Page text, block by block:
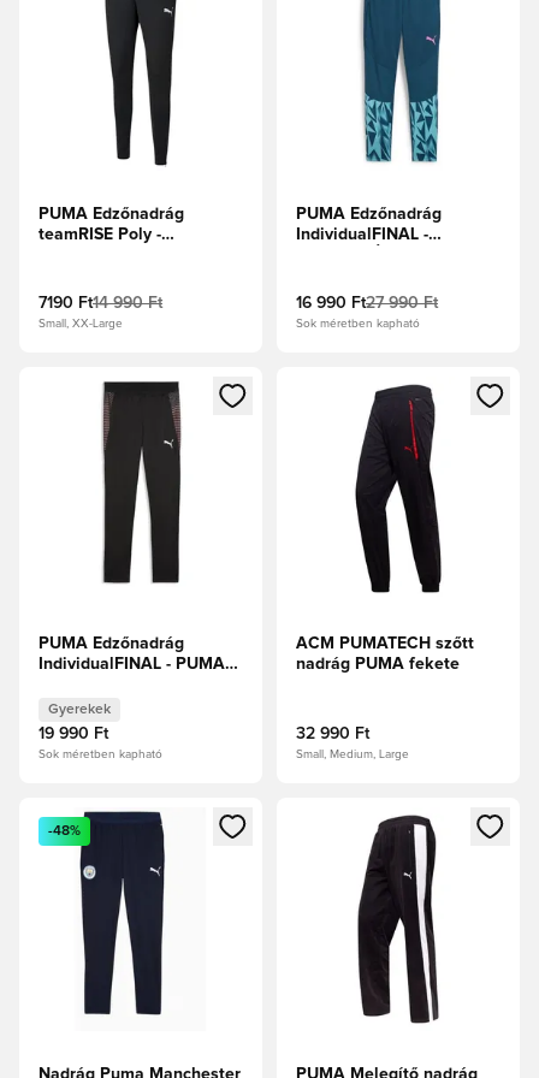
PUMA Edzőnadrág
teamRISE Poly -
7190 Ft14 990 Ft
Small, XX-Large
PUMA Edzőnadrág
IndividualFINAL -
16 990 Ft27 990 Ft
Sok méretben kapható
Megnyit egy modált a bejelentkezéshez vagy a tagként
PUMA Edzőnadrág
IndividualFINAL - PUMA
Gyerekek
19 990 Ft
Sok méretben kapható
Megnyit egy modált a
ACM PUMATECH szőtt
nadrág PUMA fekete
32 990 Ft
Small, Medium, Large
Megnyit egy modált a bejelentkezéshez vagy a tagként
-48%
Nadrág Puma Manchester
Megnyit egy modált a
PUMA Melegítő nadrág